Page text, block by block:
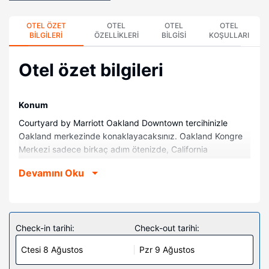
OTEL ÖZET
BILGILERI
OTEL
ÖZELLIKLERI
OTEL
BILGISI
OTEL
KOŞULLARI
Otel özet bilgileri
Konum
Courtyard by Marriott Oakland Downtown tercihinizle
Oakland merkezinde konaklayacaksınız. Oakland Kongre
Merkezi sadece birkaç adım ötenizde, California
mesafesinde olacak. Bu otel Fox Tiyatrosu ile 0,8 km (0,5
162 odada buzdolabı ve düz ekran televizyon mevcuttur.
Misafirlerimize ücretsiz kablolu ve kablosuz internet erişimi
sunulmaktadır. Misafirlerimizin iyi vakit geçirebilmesi için
Devamını Oku
Check-in tarihi:
Ctesi 8 Ağustos
Check-out tarihi:
Pzr 9 Ağustos